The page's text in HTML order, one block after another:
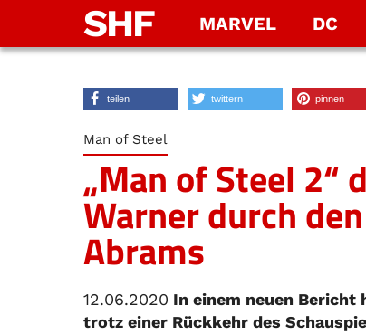
SHF MARVEL DC
teilen twittern pinnen
Man of Steel
„Man of Steel 2“
Warner durch
Abrams
12.06.2020 In einem neuen Bericht
trotz einer Rückkehr des